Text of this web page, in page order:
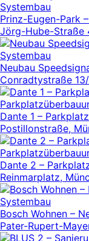
Systembau
Prinz-Eugen-Park
Jörg-Hube-Straße
Systembau
Neubau
Conradtystraße
Dante 1 –
Postillonstraße,
Dante 2 –
Reinmarplatz,
Systembau
Bosch Wohnen –
Pater-Rupert-